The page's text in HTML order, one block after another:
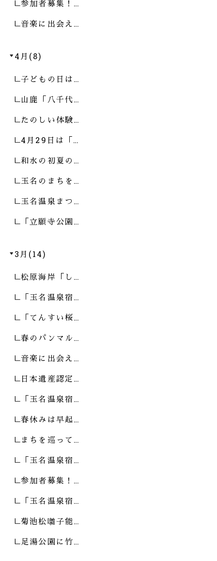
参加者募集！…
音楽に出会え…
4月(8)
子どもの日は…
山鹿「八千代…
たのしい体験…
4月29日は「…
和水の初夏の…
玉名のまちを…
玉名温泉まつ…
「立願寺公園…
3月(14)
松原海岸「し…
「玉名温泉宿…
「てんすい桜…
春のパンマル…
音楽に出会え…
日本遺産認定…
「玉名温泉宿…
春休みは早起…
まちを巡って…
「玉名温泉宿…
参加者募集！…
「玉名温泉宿…
菊池松囃子能…
足湯公園に竹…